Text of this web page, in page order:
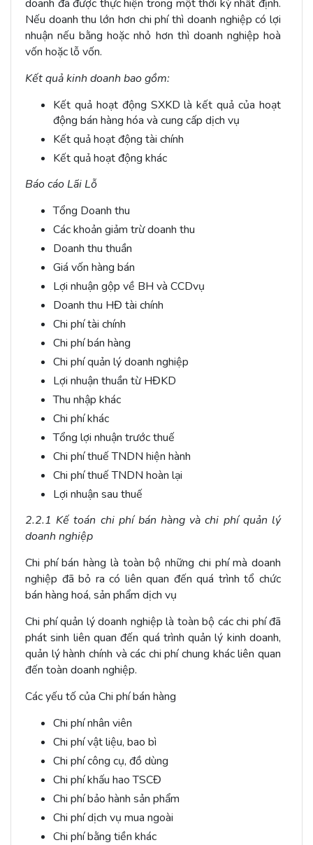
doanh đã được thực hiện trong một thời kỳ nhất định.
Nếu doanh thu lớn hơn chi phí thì doanh nghiệp có lợi
nhuận nếu bằng hoặc nhỏ hơn thì doanh nghiệp hoà
vốn hoặc lỗ vốn.
Kết quả kinh doanh bao gồm:
Kết quả hoạt động SXKD là kết quả của hoạt
động bán hàng hóa và cung cấp dịch vụ
Kết quả hoạt động tài chính
Kết quả hoạt động khác
Báo cáo Lãi Lỗ
Tổng Doanh thu
Các khoản giảm trừ doanh thu
Doanh thu thuần
Giá vốn hàng bán
Lợi nhuận gộp về BH và CCDvụ
Doanh thu HĐ tài chính
Chi phí tài chính
Chi phí bán hàng
Chi phí quản lý doanh nghiệp
Lợi nhuận thuần từ HĐKD
Thu nhập khác
Chi phí khác
Tổng lợi nhuận trước thuế
Chi phí thuế TNDN hiện hành
Chi phí thuế TNDN hoàn lại
Lợi nhuận sau thuế
2.2.1 Kế toán chi phí bán hàng và chi phí quản lý
doanh nghiệp
Chi phí bán hàng là toàn bộ những chi phí mà doanh
nghiệp đã bỏ ra có liên quan đến quá trình tổ chức
bán hàng hoá, sản phẩm dịch vụ
Chi phí quản lý doanh nghiệp là toàn bộ các chi phí đã
phát sinh liên quan đến quá trình quản lý kinh doanh,
quản lý hành chính và các chi phí chung khác liên quan
đến toàn doanh nghiệp.
Các yếu tố của Chi phí bán hàng
Chi phí nhân viên
Chi phí vật liệu, bao bì
Chi phí công cụ, đồ dùng
Chi phí khấu hao TSCĐ
Chi phí bảo hành sản phẩm
Chi phí dịch vụ mua ngoài
Chi phí bằng tiền khác